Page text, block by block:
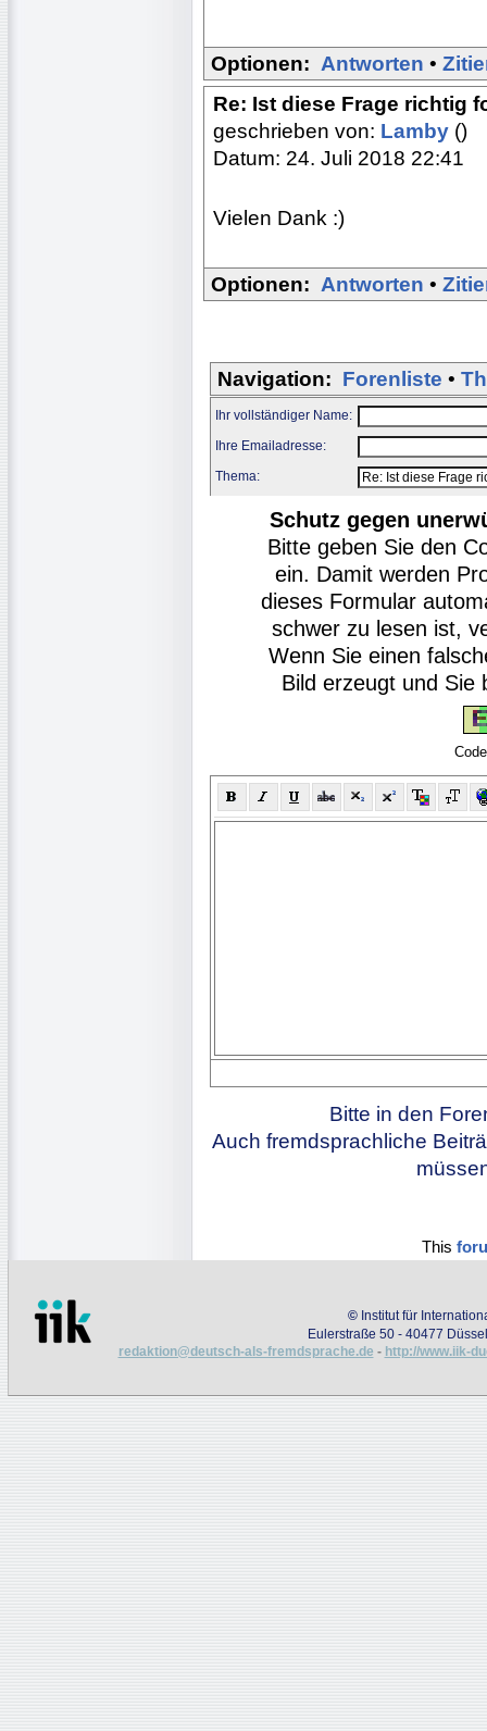
Optionen: Antworten •
Re: Ist diese Frage richtig
geschrieben von: Lamby ()
Datum: 24. Juli 2018 22:41
Vielen Dank :)
Optionen: Antworten •
Navigation: Forenliste •
Ihr vollständiger Name:
Ihre Emailadresse:
Thema:
Schutz gegen
Bitte geben Sie den
ein. Damit werden
dieses Formular
schwer zu lesen ist,
Wenn Sie einen
Bild erzeugt und Sie
Bitte in den
Auch fremdsprachliche
This
© Institut für
Eulerstraße 50 - 40477
redaktion@deutsch-als-fremdsprache.de - http://www.iik-